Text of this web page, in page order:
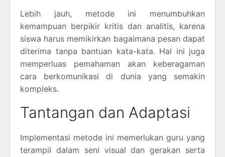
Lebih jauh, metode ini menumbuhkan
kemampuan berpikir kritis dan analitis, karena
siswa harus memikirkan bagaimana pesan dapat
diterima tanpa bantuan kata-kata. Hal ini juga
memperluas pemahaman akan keberagaman
cara berkomunikasi di dunia yang semakin
kompleks.
Tantangan dan Adaptasi
Implementasi metode ini memerlukan guru yang
terampil dalam seni visual dan gerakan serta